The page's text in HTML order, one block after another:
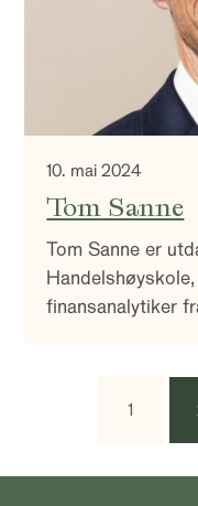
10. mai 2024
Tom Sanne
Tom Sanne er
finansanalytiker
1